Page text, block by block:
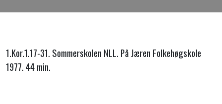
for å
1.Kor.1.17-31. Sommerskolen NLL. På Jæren Folkehøgskole
1977. 44 min.